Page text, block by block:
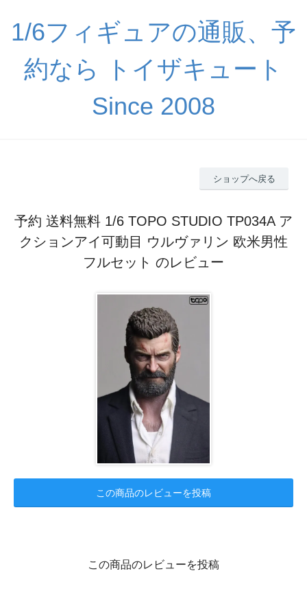
1/6フィギュアの通販、予
約なら トイザキュート
Since 2008
ショップへ戻る
予約 送料無料 1/6 TOPO STUDIO TP034A ア
クションアイ可動目 ウルヴァリン 欧米男性
フルセット のレビュー
この商品のレビューを投稿
この商品のレビューを投稿